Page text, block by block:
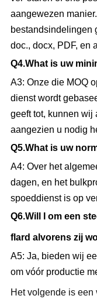
aangewezen
bestandsindelingen
doc., docx, PDF, en
Q4.Whatis uw
A3: Onze die MOQ
dienst wordt
geeft tot, kunnen wij
aangezien u nodig
Q5.Whatis uw
A4: Over het
dagen, en het
spoeddienst is op
Q6.Will I om een
flard alvorens zij
A5: Ja, bieden wij
om vóór productie
Het volgende is